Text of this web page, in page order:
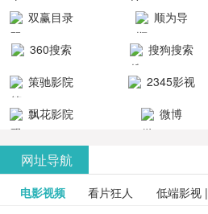
生物科技有
科技有限公
双赢目录
顺为导
航-办公运营
360搜索
搜狗搜索
策驰影院
2345影视
大全
飘花影院
微博
网址导航
电影视频 看片狂人 低端影视 |